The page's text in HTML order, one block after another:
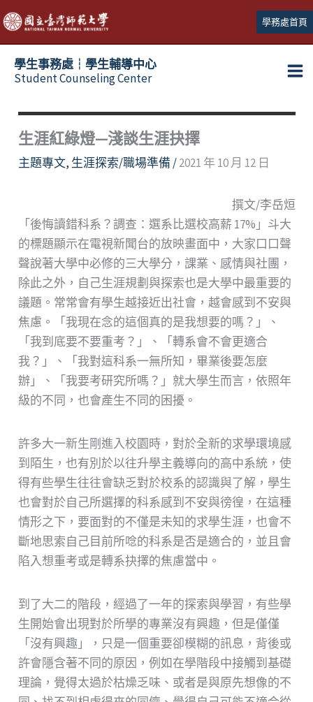
跳
至
主
學務處首頁
學生事務處┆學生輔導中心
Student Counseling Center
生涯紅綠燈—淺談生涯抉擇
主題專文, 生涯探索/職場準備 /2021 年 10 月 12 日
撰文/李岳烜
「後悔讀錯科系？調查：選系比選校高薪 17%」斗大
的標題顯示在電視新聞台的放映畫面中，大家口口聲
聲說著大學中必修的三大學分，課業、感情與社團，
除此之外，自己生涯規劃與探索也是大學中最重要的
議題。常常會有學生越接近出社會，越會感到不安與
焦慮。「我現在念的這個真的是我想要的嗎？」、
「我到底要不要重考？」、「轉系會不會更適合
我？」、「我對這科系一無所知，畢業後要怎麼
辦」、「我要考研究所嗎？」就大學生而言，依照年
級的不同，也會產生不同的困擾。
許多大一新生剛進入校園時，對於全新的求學環境感
到陌生，也有別於以往升學主義導向的高中系統，使
得有些學生往往會缺乏對於校系的認識與了解，學生
也會對於自己所選擇的科系感到不安與徬徨，在這種
情形之下，要面對的不僅是未知的求學生涯，也會不
斷地思索自己目前所唸的科系是否是適合的，並且會
陷入想重考或是轉系抉擇的焦慮當中。
到了大二的階段，經過了一年的探索與學習，有些學
生開始會出現對於所學的專業沒有興趣，但是僅僅
「沒有興趣」，只是一個重要卻模糊的訊息，背後或
許會隱含著不同的原因，例如在學階段中接觸到基礎
理論，覺得太過於枯燥乏味、或者是與原先想像的不